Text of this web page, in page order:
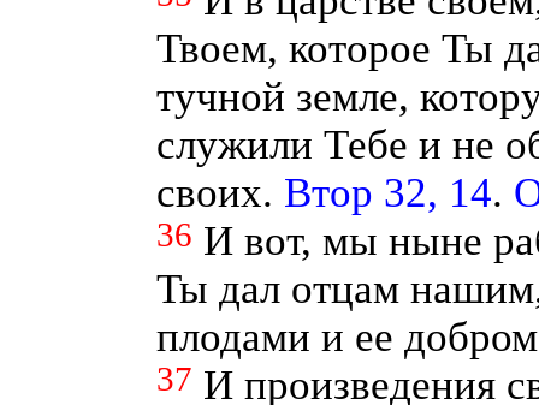
Твоем, которое Ты
тучной земле,
служили Тебе и не
своих. Втор 32, 14.
36 И вот, мы ныне
Ты дал отцам
плодами и ее
37 И произведения